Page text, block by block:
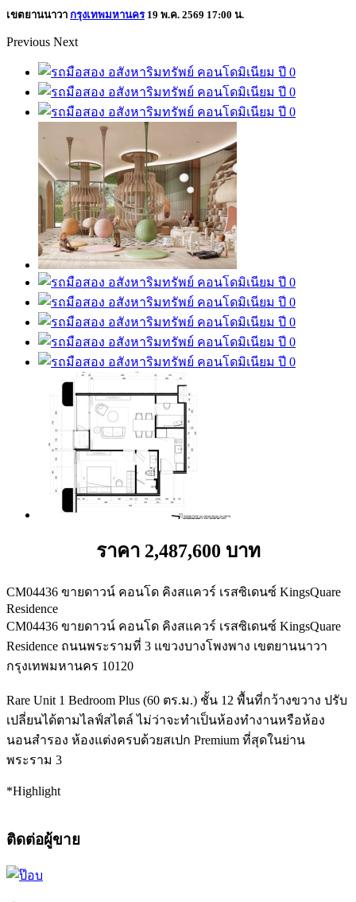
เขตยานนาวา กรุงเทพมหานคร 19 พ.ค. 2569 17:00 น.
Previous Next
ราคา 2,487,600 บาท
CM04436 ขายดาวน์ คอนโด คิงสแควร์ เรสซิเดนซ์ KingsQuare
Residence
CM04436 ขายดาวน์ คอนโด คิงสแควร์ เรสซิเดนซ์ KingsQuare
Residence ถนนพระรามที่ 3 แขวงบางโพงพาง เขตยานนาวา
กรุงเทพมหานคร 10120
Rare Unit 1 Bedroom Plus (60 ตร.ม.) ชั้น 12 พื้นที่กว้างขวาง ปรับ
เปลี่ยนได้ตามไลฟ์สไตล์ ไม่ว่าจะทำเป็นห้องทำงานหรือห้อง
นอนสำรอง ห้องแต่งครบด้วยสเปก Premium ที่สุดในย่าน
พระราม 3
*Highlight
ติดต่อผู้ขาย